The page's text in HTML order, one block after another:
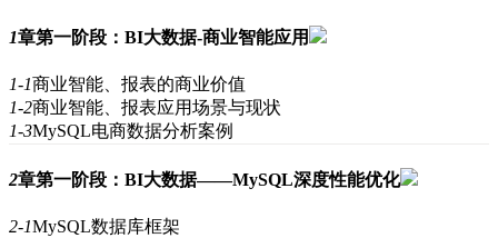
1章第一阶段：BI大数据-商业智能应用
1-1商业智能、报表的商业价值
1-2商业智能、报表应用场景与现状
1-3MySQL电商数据分析案例
2章第一阶段：BI大数据——MySQL深度性能优化
2-1MySQL数据库框架